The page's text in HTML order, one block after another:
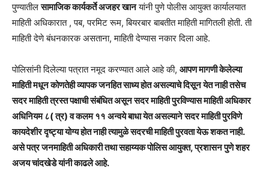
पुण्यातीलसामाजिक कार्यकर्ते अजहर खानयांनी पुणे पोलीस आयुक्त कार्यालयात
माहिती अधिकारात , पब, परमिट रूम, बियरबार बाबतीत माहिती मागितली होती. ती
माहिती देणे बंधनकारक असताना, माहिती देण्यास नकार दिला आहे.
पोलिसांनी दिलेल्या पत्रात नमूद करण्यात आले आहे की, आपण मागणी केलेल्या
माहिती मधून कोणतेही व्यापक जनहित साध्य होत असल्याचे दिसून येत नाही तसेच
सदर माहिती त्रस्त पक्षाची संबंधित असून सदर माहिती पुरविण्यास माहिती अधिकार
अधिनियम ८( त्र) व कलम ११ अन्वये बाधा येत असल्याने सदर माहिती पुरविणे
कायदेशीर दृष्ट्या योग्य होत नाही त्यामुळे सदरची माहिती पुरवता येऊ शकत नाही.
असे पत्र जनमाहिती अधिकारी तथा सहाय्यक पोलिस आयुक्त, प्रशासन पुणे शहर
अजय चांदखेडे यांनी काढले आहे.